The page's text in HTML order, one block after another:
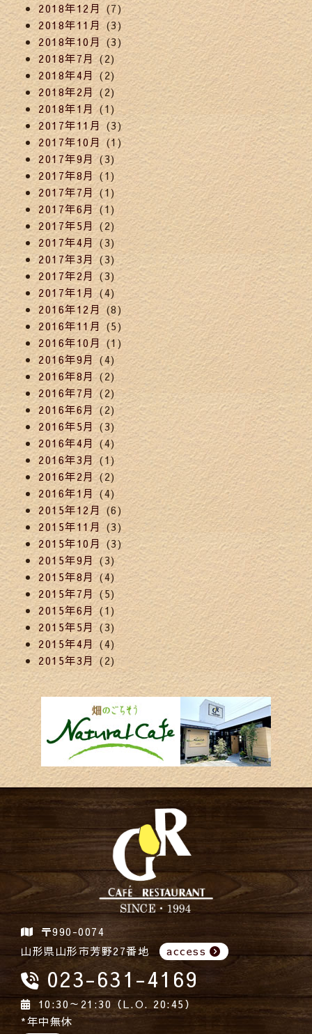
2018年12月 (7)
2018年11月(3)
2018年10月(3)
2018年7月(2)
2018年4月(2)
2018年2月(2)
2018年1月 (1)
2017年11月(3)
2017年10月(1)
2017年9月 (3)
2017年8月(1)
2017年7月(1)
2017年6月(1)
2017年5月(2)
2017年4月(3)
2017年3月(3)
2017年2月 (3)
2017年1月 (4)
2016年12月(8)
2016年11月 (5)
2016年10月(1)
2016年9月 (4)
2016年8月(2)
2016年7月(2)
2016年6月 (2)
2016年5月 (3)
2016年4月 (4)
2016年3月(1)
2016年2月(2)
2016年1月(4)
2015年12月 (6)
2015年11月 (3)
2015年10月(3)
2015年9月 (3)
2015年8月 (4)
2015年7月(5)
2015年6月(1)
2015年5月(3)
2015年4月(4)
2015年3月(2)
〒990-0074
山形県山形市芳野27番地
access
023-631-4169
10:30～21:30（L.O. 20:45）
*年中無休